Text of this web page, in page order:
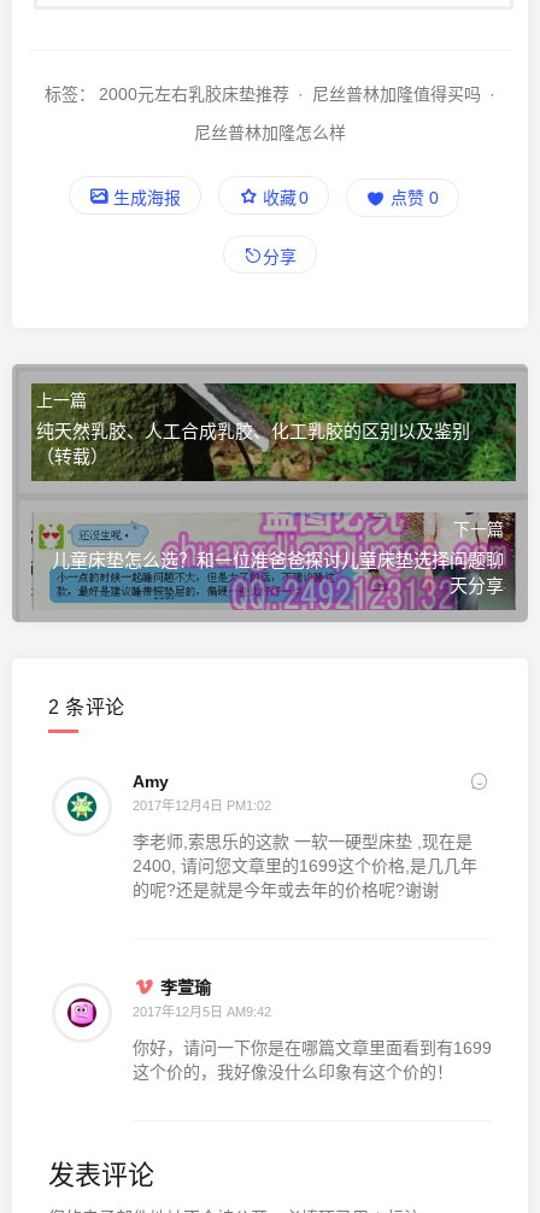
标签： 2000元左右乳胶床垫推荐 · 尼丝普林加隆值得买吗 ·
尼丝普林加隆怎么样
生成海报 收藏0 点赞 0
分享
上一篇
纯天然乳胶、人工合成乳胶、化工乳胶的区别以及鉴别
（转载）
下一篇
儿童床垫怎么选？和一位准爸爸探讨儿童床垫选择问题聊
天分享
2 条评论
Amy
2017年12月4日 PM1:02
李老师,索思乐的这款 一软一硬型床垫 ,现在是
2400, 请问您文章里的1699这个价格,是几几年
的呢?还是就是今年或去年的价格呢?谢谢
李萱瑜
2017年12月5日 AM9:42
你好，请问一下你是在哪篇文章里面看到有1699
这个价的，我好像没什么印象有这个价的！
发表评论